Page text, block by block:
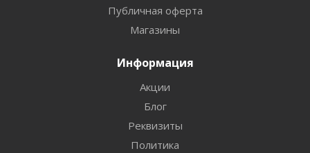
Публичная оферта
Магазины
Информация
Акции
Блог
Реквизиты
Политика